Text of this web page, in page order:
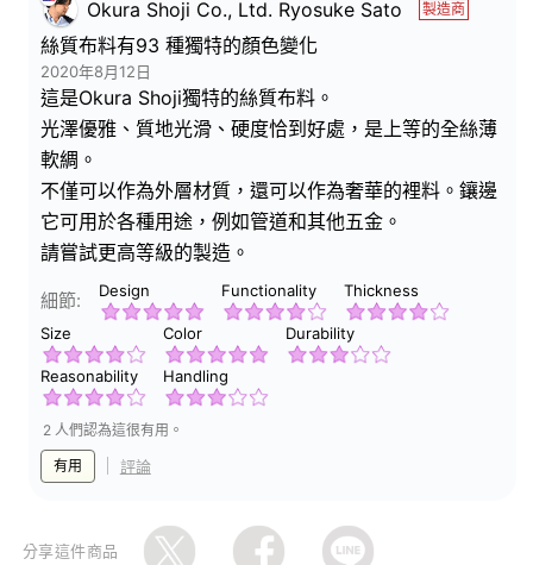
Okura Shoji Co., Ltd. Ryosuke Sato 製造商
絲質布料有93 種獨特的顏色變化
2020年8月12日
這是Okura Shoji獨特的絲質布料。
光澤優雅、質地光滑、硬度恰到好處，是上等的全絲薄
軟綢。
不僅可以作為外層材質，還可以作為奢華的裡料。鑲邊
它可用於各種用途，例如管道和其他五金。
請嘗試更高等級的製造。
細節: Design Functionality Thickness
Size Color Durability
Reasonability Handling
2 人們認為這很有用。
有用 評論
分享這件商品